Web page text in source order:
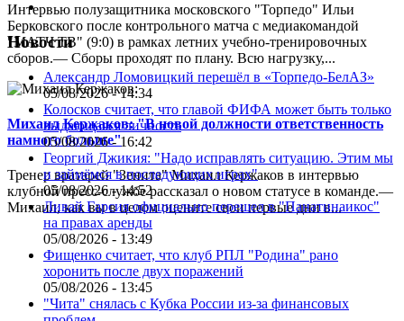
Интервью полузащитника московского "Торпедо" Ильи
Берковского после контрольного матча с медиакомандой
"МАТЧ ТВ" (9:0) в рамках летних учебно-тренировочных
сборов.— Сборы проходят по плану. Всю нагрузку,...
Михаил Кержаков: "В новой должности ответственность
намного больше"
Тренер вратарей "Зенита" Михаил Кержаков в интервью
клубной пресс-службе рассказал о новом статусе в команде.—
Михаил, как вы в целом оцените свои первые дни в...
Новости
Александр Ломовицкий перешёл в «Торпедо-БелАЗ»
05/08/2026 - 14:34
Колосков считает, что главой ФИФА может быть только
выдающаяся личность
05/08/2026 - 16:42
Георгий Джикия: "Надо исправлять ситуацию. Этим мы
и займёмся в последующих играх"
05/08/2026 - 14:52
Ливай Гарсия официально перешел в "Панатинаикос"
на правах аренды
05/08/2026 - 13:49
Фищенко считает, что клуб РПЛ "Родина" рано
хоронить после двух поражений
05/08/2026 - 13:45
"Чита" снялась с Кубка России из-за финансовых